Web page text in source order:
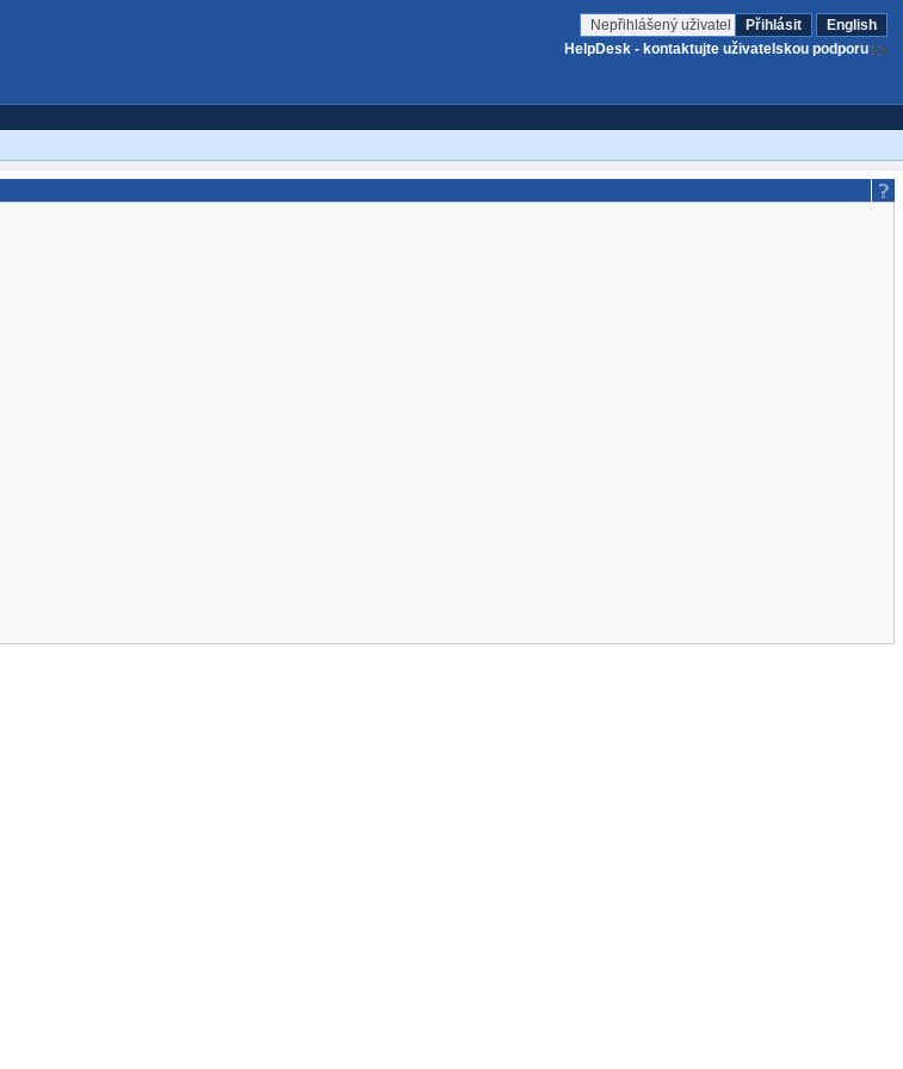
Nepřihlášený uživatel Přihlásit
English
HelpDesk - kontaktujte uživatelskou podporu